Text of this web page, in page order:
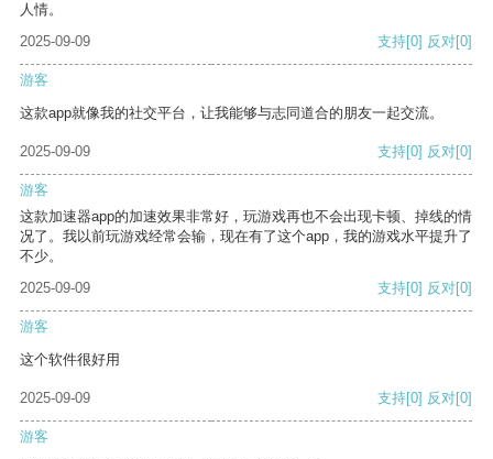
人情。
2025-09-09
支持[0] 反对[0]
游客
这款app就像我的社交平台，让我能够与志同道合的朋友一起交流。
2025-09-09 支持[0] 反对[0]
游客
这款加速器app的加速效果非常好，玩游戏再也不会出现卡顿、掉线的情
况了。我以前玩游戏经常会输，现在有了这个app，我的游戏水平提升了
不少。
2025-09-09
支持[0] 反对[0]
游客
这个软件很好用
2025-09-09 支持[0] 反对[0]
游客